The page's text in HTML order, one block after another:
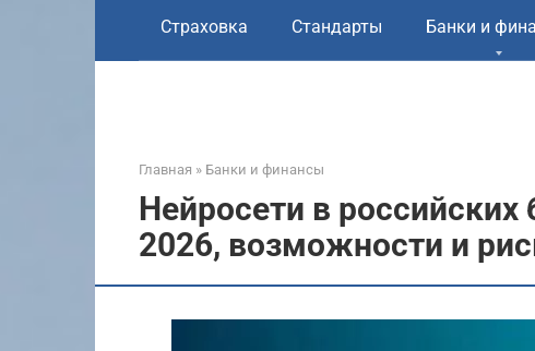
Страховка Стандарты Банки и
Главная » Банки и финансы
Нейросети в российских
2026, возможности и